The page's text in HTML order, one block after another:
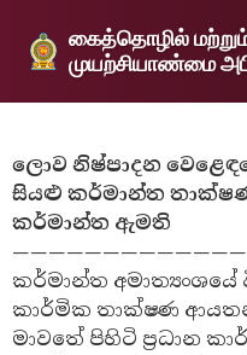
கைத்தொழில்
முயற்சியாண்மை
ලොව නිෂ්පාදන
සියළු කර්මාන්ත
කර්මාන්ත ඇමති
කර්මාන්ත
කාර්මික තාක්ෂණ
මාවතේ පිහිටි ප්‍රධාන